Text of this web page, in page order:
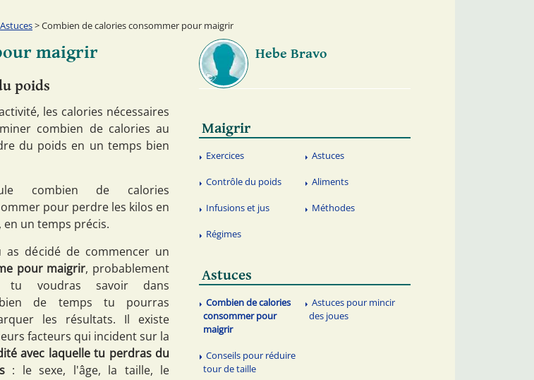
Astuces> Combien de calories consommer pour maigrir
maigrir
poids
les calories nécessaires
combien de calories au
du poids en un temps bien
combien de calories
pour perdre les kilos en
un temps précis.
as décidé de commencer un
pour maigrir, probablement
tu voudras savoir dans
de temps tu pourras
les résultats. Il existe
facteurs qui incident sur la
avec laquelle tu perdras du
: le sexe, l'âge, la taille, le
Hebe Bravo
Maigrir
Exercices Astuces
Contrôle du poids Aliments
Infusions et jus Méthodes
Régimes
Astuces
Combien de calories
consommer pour
maigrir
Astuces pour mincir
des joues
Conseils pour réduire
tour de taille